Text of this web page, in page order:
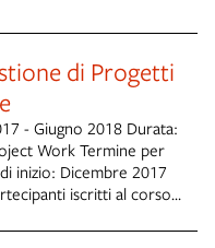
di Progetti
2018 Durata:
Termine per
iscritti al corso